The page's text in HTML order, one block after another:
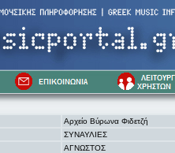
Αρχείο Βύρωνα Φιδετζή
ΣΥΝΑΥΛΙΕΣ
ΑΓΝΩΣΤΟΣ